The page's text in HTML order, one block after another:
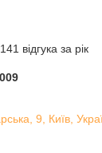
відгука за рік
9, Київ,